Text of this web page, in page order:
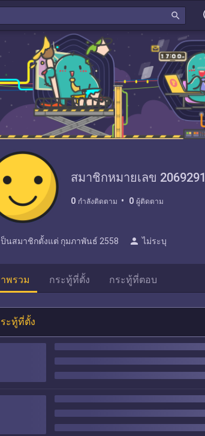
search
สมาชิกหมายเลข 2069291
0 กำลังติดตาม 0 ผู้ติดตาม
ป็นสมาชิกตั้งแต่ กุมภาพันธ์ 2558 person ไม่ระบุ
พรวม กระทู้ที่ตั้ง กระทู้ที่ตอบ
ะทู้ที่ตั้ง